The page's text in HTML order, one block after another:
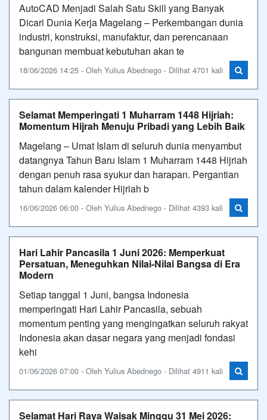
AutoCAD Menjadi Salah Satu Skill yang Banyak
Dicari Dunia Kerja Magelang – Perkembangan dunia
industri, konstruksi, manufaktur, dan perencanaan
bangunan membuat kebutuhan akan te
18/06/2026 14:25 - Oleh Yulius Abednego - Dilihat 4701 kali
Selamat Memperingati 1 Muharram 1448 Hijriah:
Momentum Hijrah Menuju Pribadi yang Lebih Baik
Magelang – Umat Islam di seluruh dunia menyambut
datangnya Tahun Baru Islam 1 Muharram 1448 Hijriah
dengan penuh rasa syukur dan harapan. Pergantian
tahun dalam kalender Hijriah b
16/06/2026 06:00 - Oleh Yulius Abednego - Dilihat 4393 kali
Hari Lahir Pancasila 1 Juni 2026: Memperkuat
Persatuan, Meneguhkan Nilai-Nilai Bangsa di Era
Modern
Setiap tanggal 1 Juni, bangsa Indonesia
memperingati Hari Lahir Pancasila, sebuah
momentum penting yang mengingatkan seluruh rakyat
Indonesia akan dasar negara yang menjadi fondasi
kehi
01/06/2026 07:00 - Oleh Yulius Abednego - Dilihat 4911 kali
Selamat Hari Raya Waisak Minggu 31 Mei 2026: